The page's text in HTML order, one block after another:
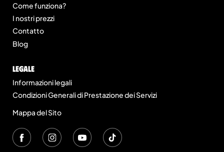
Come funziona?
I nostri prezzi
Contatto
Blog
legale
Informazioni legali
Condizioni Generali di Prestazione dei Servizi
Mappa del Sito